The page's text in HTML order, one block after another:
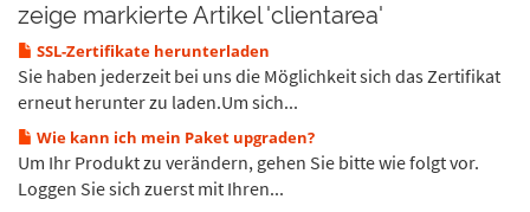
zeige markierte Artikel 'clientarea'
SSL-Zertifikate herunterladen
Sie haben jederzeit bei uns die Möglichkeit sich das Zertifikat
erneut herunter zu laden.Um sich...
Wie kann ich mein Paket upgraden?
Um Ihr Produkt zu verändern, gehen Sie bitte wie folgt vor.
Loggen Sie sich zuerst mit Ihren...